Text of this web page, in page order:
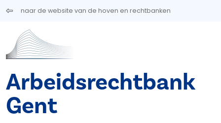
Overslaan en naar de inhoud gaan
naar de website van de hoven en rechtbanken
Arbeidsrechtbank
Gent